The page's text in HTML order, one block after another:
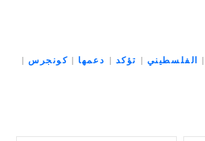
| الفلسطيني | تؤكد | دعمها | كونجرس |